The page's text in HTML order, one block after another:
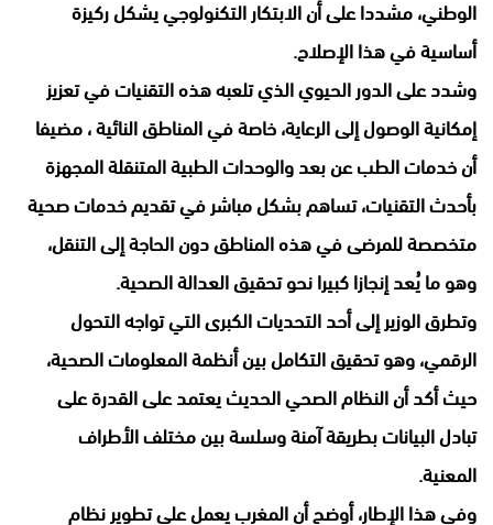
الوطني، مشددا على أن الابتكار التكنولوجي يشكل ركيزة
أساسية في هذا الإصلاح.
وشدد على الدور الحيوي الذي تلعبه هذه التقنيات في تعزيز
إمكانية الوصول إلى الرعاية، خاصة في المناطق النائية ، مضيفا
أن خدمات الطب عن بعد والوحدات الطبية المتنقلة المجهزة
بأحدث التقنيات، تساهم بشكل مباشر في تقديم خدمات صحية
متخصصة للمرضى في هذه المناطق دون الحاجة إلى التنقل،
وهو ما يُعد إنجازا كبيرا نحو تحقيق العدالة الصحية.
وتطرق الوزير إلى أحد التحديات الكبرى التي تواجه التحول
الرقمي، وهو تحقيق التكامل بين أنظمة المعلومات الصحية،
حيث أكد أن النظام الصحي الحديث يعتمد على القدرة على
تبادل البيانات بطريقة آمنة وسلسة بين مختلف الأطراف
المعنية.
وفي هذا الإطار، أوضح أن المغرب يعمل على تطوير نظام